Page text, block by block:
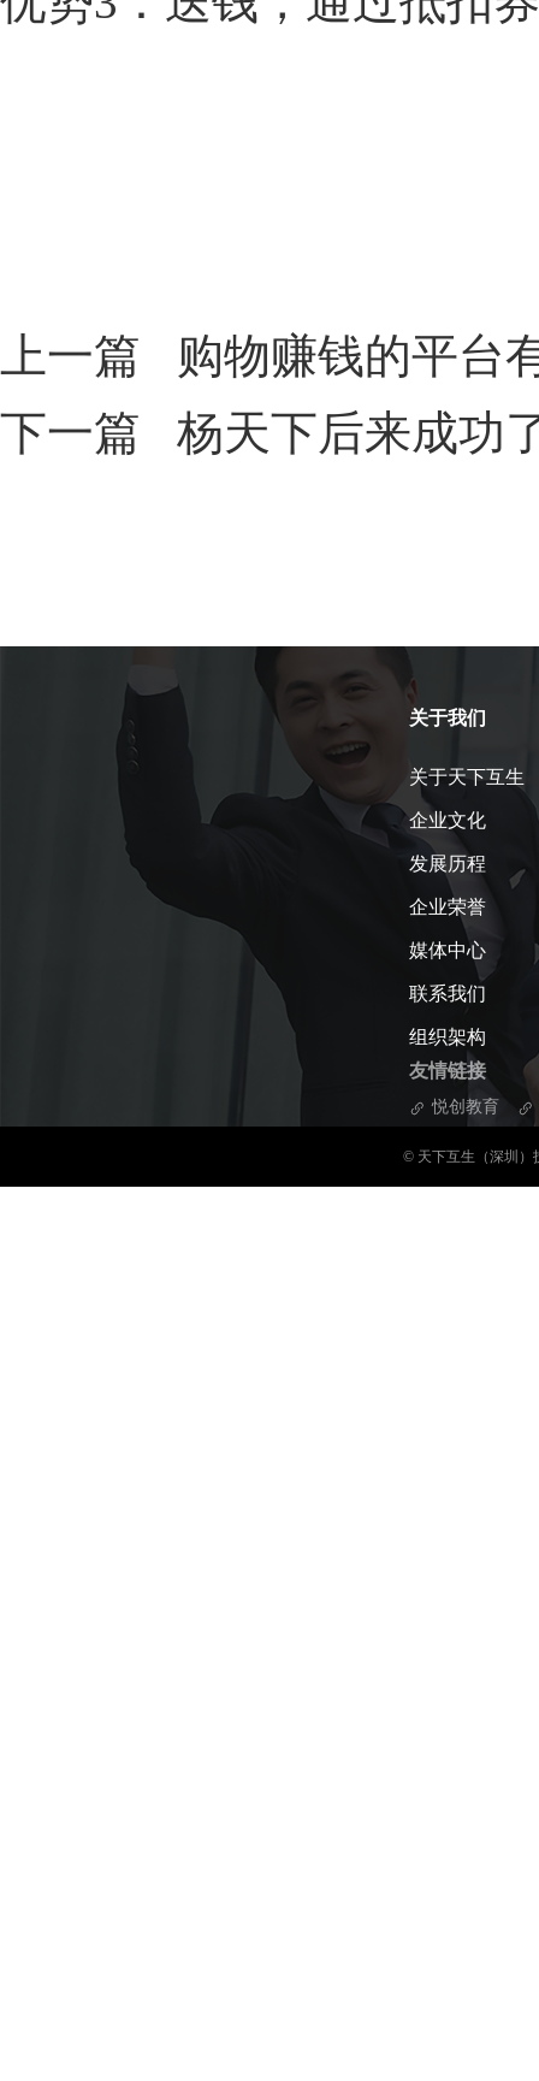
上一篇
购物赚钱的平台
下一篇
杨天下后来成功
关于我们
关于天下互生
企业文化
发展历程
企业荣誉
媒体中心
联系我们
组织架构
友情链接
悦创教育
© 天下互生（深圳）